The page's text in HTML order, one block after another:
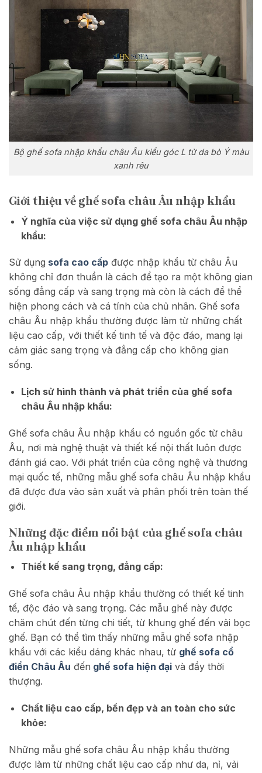
Bộ ghế sofa nhập khẩu châu Âu kiểu góc L từ da bò Ý màu
xanh rêu
Giới thiệu về ghế sofa châu Âu nhập khẩu
Ý nghĩa của việc sử dụng ghế sofa châu Âu nhập
khẩu:
Sử dụng sofa cao cấp được nhập khẩu từ châu Âu
không chỉ đơn thuần là cách để tạo ra một không gian
sống đẳng cấp và sang trọng mà còn là cách để thể
hiện phong cách và cá tính của chủ nhân. Ghế sofa
châu Âu nhập khẩu thường được làm từ những chất
liệu cao cấp, với thiết kế tinh tế và độc đáo, mang lại
cảm giác sang trọng và đẳng cấp cho không gian
sống.
Lịch sử hình thành và phát triển của ghế sofa
châu Âu nhập khẩu:
Ghế sofa châu Âu nhập khẩu có nguồn gốc từ châu
Âu, nơi mà nghệ thuật và thiết kế nội thất luôn được
đánh giá cao. Với phát triển của công nghệ và thương
mại quốc tế, những mẫu ghế sofa châu Âu nhập khẩu
đã được đưa vào sản xuất và phân phối trên toàn thế
giới.
Những đặc điểm nổi bật của ghế sofa châu
Âu nhập khẩu
Thiết kế sang trọng, đẳng cấp:
Ghế sofa châu Âu nhập khẩu thường có thiết kế tinh
tế, độc đáo và sang trọng. Các mẫu ghế này được
chăm chút đến từng chi tiết, từ khung ghế đến vải bọc
ghế. Bạn có thể tìm thấy những mẫu ghế sofa nhập
khẩu với các kiểu dáng khác nhau, từ ghế sofa cổ
điển Châu Âu đến ghế sofa hiện đại và đầy thời
thượng.
Chất liệu cao cấp, bền đẹp và an toàn cho sức
khỏe:
Những mẫu ghế sofa châu Âu nhập khẩu thường
được làm từ những chất liệu cao cấp như da, nỉ, vải